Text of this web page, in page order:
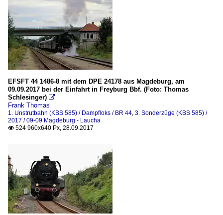
EFSFT 44 1486-8 mit dem DPE 24178 aus Magdeburg, am
09.09.2017 bei der Einfahrt in Freyburg Bbf. (Foto: Thomas
Schlesinger) 
Frank Thomas
1. Unstrutbahn (KBS 585) / Dampfloks / BR 44, 3. Sonderzüge (KBS 585) /
2017 / 09-09 Magdeburg - Laucha
 524 960x640 Px, 28.09.2017